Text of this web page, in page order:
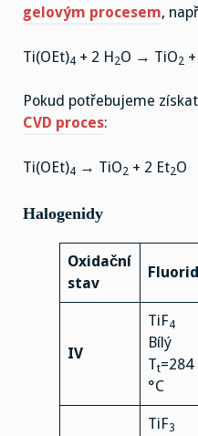
gelovým procesem,
Ti(OEt)4 + 2 H2O → TiO2
Pokud potřebujeme
CVD proces:
Ti(OEt)4 → TiO2 + 2 Et2O
Halogenidy
Oxidační
stav
IV
TiF4
Bílý
Tt=284
°C
TiF3